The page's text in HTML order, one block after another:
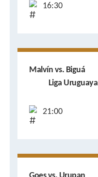
16:30
Malvín vs. Biguá
Liga Uruguaya
21:00